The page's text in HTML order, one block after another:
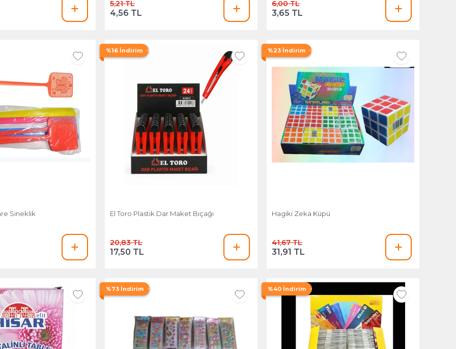
5,21 TL
4,56 TL
6,00 TL
3,65 TL
Sineklik
%16 İndirim
El Toro Plastik Dar Maket Bıçağı
20,83 TL
17,50 TL
%23 İndirim
Hagiki Zeka Küpü
41,67 TL
31,91 TL
%73 İndirim %40 İndirim